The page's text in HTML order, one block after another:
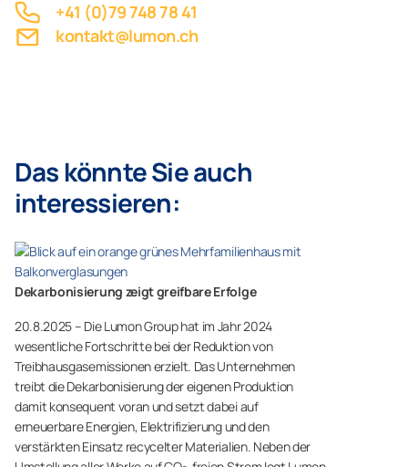
+41 (0)79 748 78 41
kontakt@lumon.ch
Das könnte Sie auch
interessieren:
Dekarbonisierung zeigt greifbare Erfolge
20.8.2025 – Die Lumon Group hat im Jahr 2024
wesentliche Fortschritte bei der Reduktion von
Treibhausgasemissionen erzielt. Das Unternehmen
treibt die Dekarbonisierung der eigenen Produktion
damit konsequent voran und setzt dabei auf
erneuerbare Energien, Elektrifizierung und den
verstärkten Einsatz recycelter Materialien. Neben der